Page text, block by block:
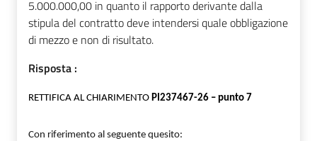
5.000.000,00 in quanto il rapporto derivante dalla
stipula del contratto deve intendersi quale obbligazione
di mezzo e non di risultato.
Risposta :
RETTIFICA AL CHIARIMENTO PI237467-26 – punto 7
Con riferimento al seguente quesito: